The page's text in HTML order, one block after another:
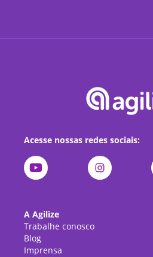
Acesse nossas redes sociais:
A Agilize
Trabalhe conosco
Blog
Imprensa